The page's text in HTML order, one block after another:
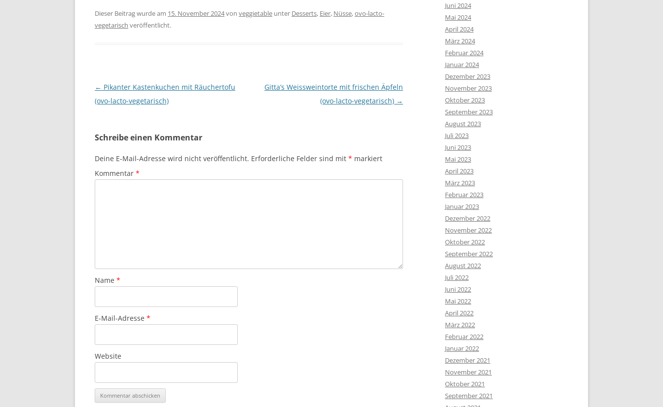
Dieser Beitrag wurde am 15. November 2024von veggietable unter Desserts, Eier, Nüsse,ovo-lacto-
vegetarisch veröffentlicht.
Beitragsnavigation
← Pikanter Kastenkuchen mit Räuchertofu
(ovo-lacto-vegetarisch)
Gitta’s Weissweintorte mit frischen Äpfeln
(ovo-lacto-vegetarisch) →
Schreibe einen Kommentar
Deine E-Mail-Adresse wird nicht veröffentlicht. Erforderliche Felder sind mit * markiert
Kommentar *
Name *
E-Mail-Adresse *
Website
Juni 2024
Mai 2024
April 2024
März 2024
Februar 2024
Januar 2024
Dezember 2023
November 2023
Oktober 2023
September 2023
August 2023
Juli 2023
Juni 2023
Mai 2023
April 2023
März 2023
Februar 2023
Januar 2023
Dezember 2022
November 2022
Oktober 2022
September 2022
August 2022
Juli 2022
Juni 2022
Mai 2022
April 2022
März 2022
Februar 2022
Januar 2022
Dezember 2021
November 2021
Oktober 2021
September 2021